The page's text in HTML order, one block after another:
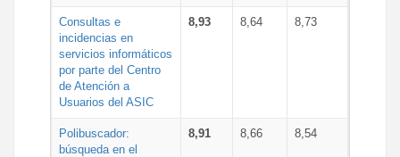
Consultas e
incidencias en
servicios informáticos
por parte del Centro
de Atención a
Usuarios del ASIC
8,93 8,64 8,73
Polibuscador:
búsqueda en el
8,91 8,66 8,54